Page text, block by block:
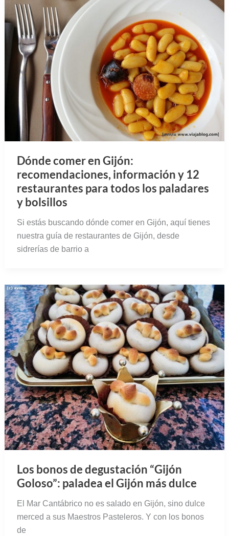
Dónde comer en Gijón:
recomendaciones, información y 12
restaurantes para todos los paladares
y bolsillos
Si estás buscando dónde comer en Gijón, aquí tienes
nuestra guía de restaurantes de Gijón, desde
sidrerías de barrio a
Los bonos de degustación “Gijón
Goloso”: paladea el Gijón más dulce
El Mar Cantábrico no es salado en Gijón, sino dulce
merced a sus Maestros Pasteleros. Y con los bonos
de